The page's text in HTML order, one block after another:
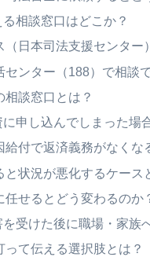
相談窓口はどこか？
（日本司法支援センター
センター（188）で相談
相談窓口とは？
申し込んでしまった場
給付で返済義務がなくな
と状況が悪化するケース
任せるとどう変わるのか
受けた後に職場・家族
って伝える選択肢とは？